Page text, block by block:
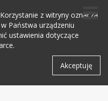
z witryny oznacza
Państwa urządzeniu
ustawienia dotyczące
Akceptuję